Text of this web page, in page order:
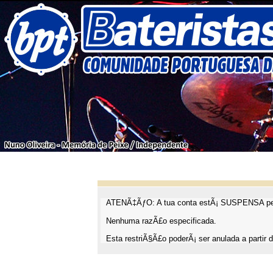
ATENÃ‡ÃƒO: A tua conta estÃ¡ SUSPENSA
Nenhuma razÃ£o especificada.
Esta restriÃ§Ã£o poderÃ¡ ser anulada a partir